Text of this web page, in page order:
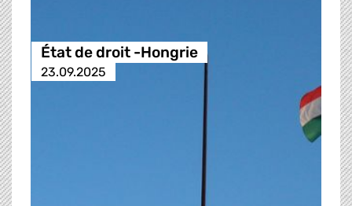
État de droit -Hongrie
23.09.2025